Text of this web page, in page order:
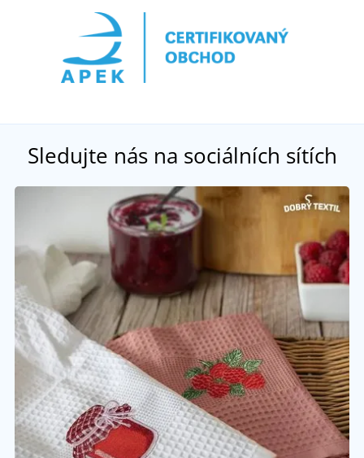
Sledujte nás na sociálních sítích